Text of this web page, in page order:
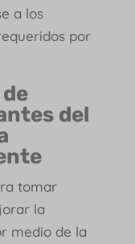
a los
por
del
tomar
la
medio de la